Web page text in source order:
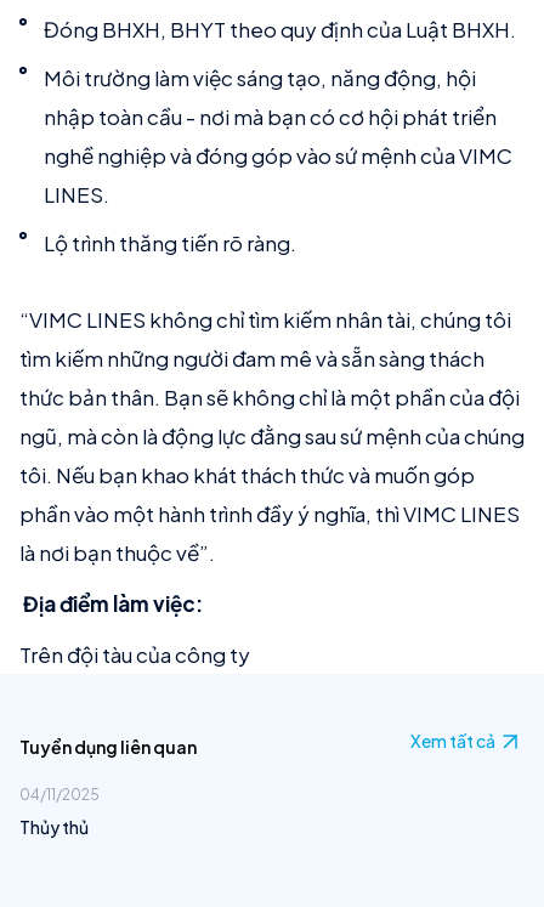
Đóng BHXH, BHYT theo quy định của Luật BHXH.
Môi trường làm việc sáng tạo, năng động, hội
nhập toàn cầu - nơi mà bạn có cơ hội phát triển
nghề nghiệp và đóng góp vào sứ mệnh của VIMC
LINES.
Lộ trình thăng tiến rõ ràng.
“VIMC LINES không chỉ tìm kiếm nhân tài, chúng tôi
tìm kiếm những người đam mê và sẵn sàng thách
thức bản thân. Bạn sẽ không chỉ là một phần của đội
ngũ, mà còn là động lực đằng sau sứ mệnh của chúng
tôi. Nếu bạn khao khát thách thức và muốn góp
phần vào một hành trình đầy ý nghĩa, thì VIMC LINES
là nơi bạn thuộc về”.
Địa điểm làm việc:
Trên đội tàu của công ty
Tuyển dụng liên quan Xem tất cả
04/11/2025
Thủy thủ